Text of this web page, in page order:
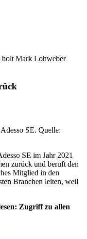
holt Mark Lohweber
SE. Quelle:
SE im Jahr 2021
zurück und beruft den
Mitglied in den
Branchen leiten, weil
Zugriff zu allen